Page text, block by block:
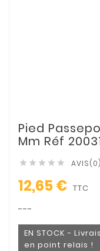
Pied
Mm Réf
     AVIS(0)
12,65 € TTC
---
EN STOCK -
en point relais !